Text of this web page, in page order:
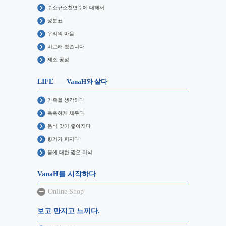
수소규소천연수에 대해서
성분표
우리의 마음
비교해 봤습니다
제조 공정
LIFE VanaH와 살다
가족을 생각하다
촉촉하게 채우다
음식 맛이 좋아지다
향기가 퍼지다
물에 대한 짧은 지식
VanaH를 시작하다
Online Shop
보고 만지고 느끼다.